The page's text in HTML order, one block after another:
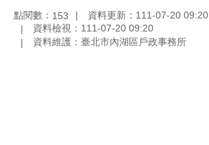
點閱數： 153
資料更新：111-07-20 09:20
資料檢視：111-07-20 09:20
資料維護：臺北市內湖區戶政事務所